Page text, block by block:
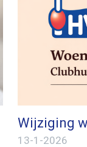
Wijziging
13-1-2026